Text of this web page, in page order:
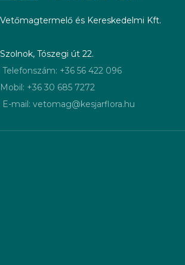
Vetőmagtermelő és Kereskedelmi Kft.
Szolnok, Tószegi út 22.
Telefonszám: +36 56 422 096
Mobil: +36 30 685 7272
E-mail: vetomag@kesjarflora.hu